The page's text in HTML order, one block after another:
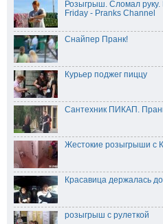
Розыгрыш. Сломал руку.
Friday - Pranks Channel
Снайпер Пранк!
Курьер поджег пиццу
Сантехник ПИКАП.
Жестокие розыгрыши с
Красавица держалась
розыгрыш с рулеткой